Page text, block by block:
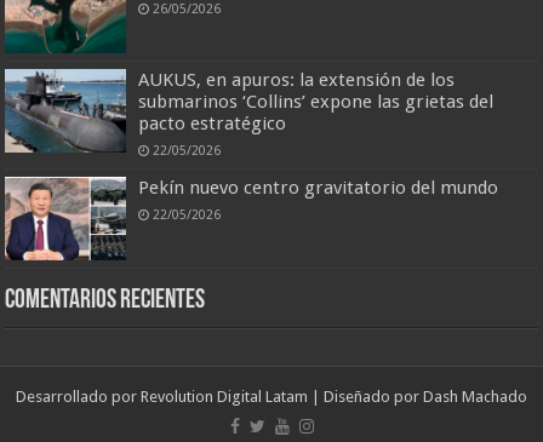
26/05/2026
AUKUS, en apuros: la extensión de los
submarinos ‘Collins’ expone las grietas del
pacto estratégico
22/05/2026
Pekín nuevo centro gravitatorio del mundo
22/05/2026
Comentarios recientes
Desarrollado por Revolution Digital Latam | Diseñado por Dash Machado